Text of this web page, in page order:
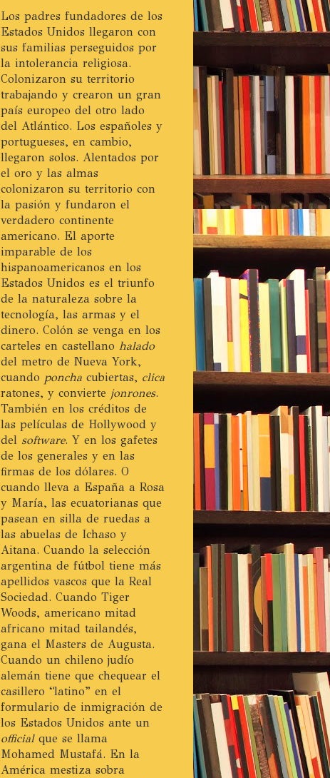
Los padres fundadores de los
Estados Unidos llegaron con
sus familias perseguidos por
la intolerancia religiosa.
Colonizaron su territorio
trabajando y crearon un gran
país europeo del otro lado
del Atlántico. Los españoles y
portugueses, en cambio,
llegaron solos. Alentados por
el oro y las almas
colonizaron su territorio con
la pasión y fundaron el
verdadero continente
americano. El aporte
imparable de los
hispanoamericanos en los
Estados Unidos es el triunfo
de la naturaleza sobre la
tecnología, las armas y el
dinero. Colón se venga en los
carteles en castellano halado
del metro de Nueva York,
cuando poncha cubiertas, clica
ratones, y convierte jonrones.
También en los créditos de
las películas de Hollywood y
del software. Y en los gafetes
de los generales y en las
firmas de los dólares. O
cuando lleva a España a Rosa
y María, las ecuatorianas que
pasean en silla de ruedas a
las abuelas de Ichaso y
Aitana. Cuando la selección
argentina de fútbol tiene más
apellidos vascos que la Real
Sociedad. Cuando Tiger
Woods, americano mitad
africano mitad tailandés,
gana el Masters de Augusta.
Cuando un chileno judío
alemán tiene que chequear el
casillero “latino” en el
formulario de inmigración de
los Estados Unidos ante un
officialque se llama
Mohamed Mustafá. En la
América mestiza sobra